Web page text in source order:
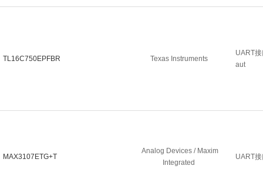
TL16C750EPFBR Texas Instruments
UART
aut
MAX3107ETG+T
Analog Devices / Maxim
Integrated
UART